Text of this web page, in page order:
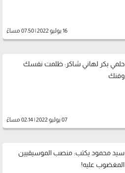
16 يوليو 2022 | 07:50 مساءً
حلمي بكر لهاني شاكر: ظلمت نفسك
وفنك
07 يوليو 2022 | 02:14 مساءً
سيد محمود يكتب: منصب الموسيقيين
المغضوب عليه!